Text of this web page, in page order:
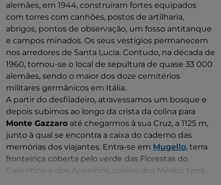
alemães, em 1944, construíram fortes equipados
com torres com canhões, postos de artilharia,
abrigos, pontos de observação, um fosso antitanque
e campos minados. Os seus vestígios permanecem
nos arredores de Santa Lucia. Contudo, na década de
1960, tornou-se o local de sepultura de quase 33 000
alemães, sendo o maior dos doze cemitérios
militares germânicos em Itália.
A partir do desfiladeiro, atravessamos um bosque e
depois subimos ao longo da crista da colina para
Monte Gazzaro até chegarmos à sua Cruz, a 1125 m,
junto à qual se encontra a caixa do caderno das
memórias dos viajantes. Entra-se em Mugello, terra
fronteiriça coberta pelo verde das Florestas do
Casentino e dos Apeninos, celeiro dos Médici, terra